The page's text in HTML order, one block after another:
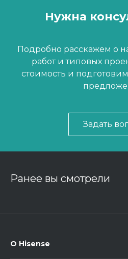
Нужна
Подробно расскажем о
работ и типовых
стоимость и
Задать
Ранее вы смотрели
О Hisense